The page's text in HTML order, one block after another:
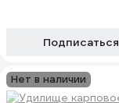
Подписаться
Нет в наличии